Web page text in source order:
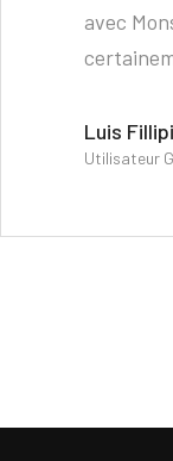
avec
Luis
Utilisateur